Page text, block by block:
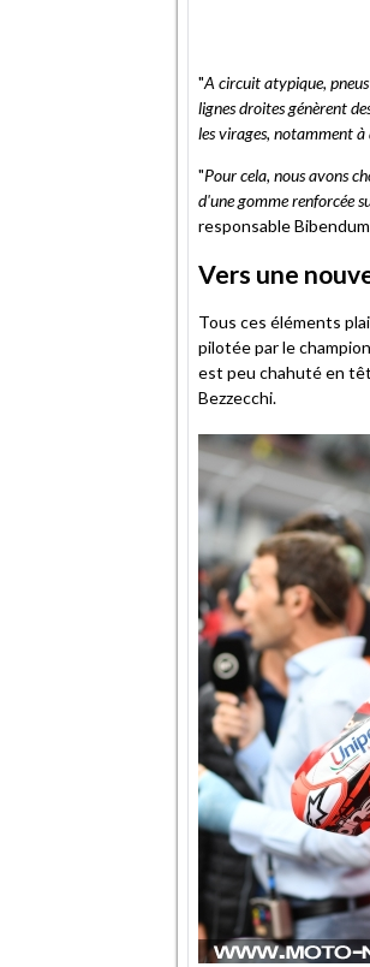
"A circuit atypique,
lignes droites génèrent
les virages, notamment
"Pour cela, nous avons
d'une gomme renforcée
responsable
Vers une
Tous ces éléments
pilotée par le
est peu chahuté en
Bezzecchi.